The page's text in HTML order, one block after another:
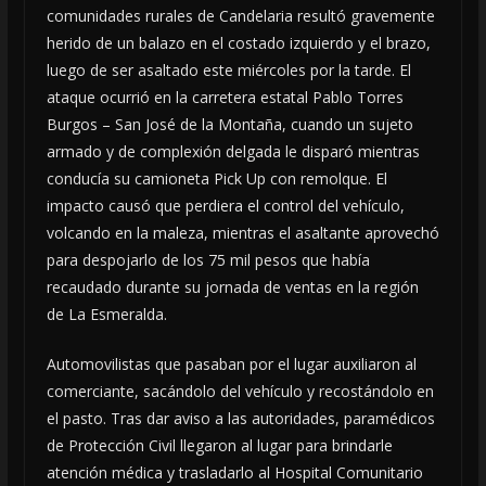
comunidades rurales de Candelaria resultó gravemente
herido de un balazo en el costado izquierdo y el brazo,
luego de ser asaltado este miércoles por la tarde. El
ataque ocurrió en la carretera estatal Pablo Torres
Burgos – San José de la Montaña, cuando un sujeto
armado y de complexión delgada le disparó mientras
conducía su camioneta Pick Up con remolque. El
impacto causó que perdiera el control del vehículo,
volcando en la maleza, mientras el asaltante aprovechó
para despojarlo de los 75 mil pesos que había
recaudado durante su jornada de ventas en la región
de La Esmeralda.
Automovilistas que pasaban por el lugar auxiliaron al
comerciante, sacándolo del vehículo y recostándolo en
el pasto. Tras dar aviso a las autoridades, paramédicos
de Protección Civil llegaron al lugar para brindarle
atención médica y trasladarlo al Hospital Comunitario